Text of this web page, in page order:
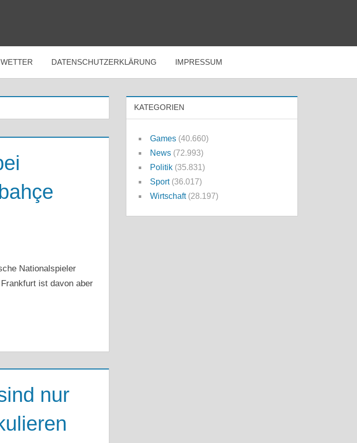
WETTER DATENSCHUTZERKLÄRUNG IMPRESSUM
Nationalspieler
ist davon aber
nur
KATEGORIEN
Games (40.660)
News (72.993)
Politik (35.831)
Sport(36.017)
Wirtschaft(28.197)